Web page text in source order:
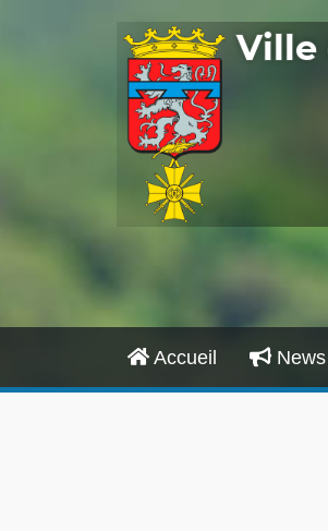
Ville
Accueil News